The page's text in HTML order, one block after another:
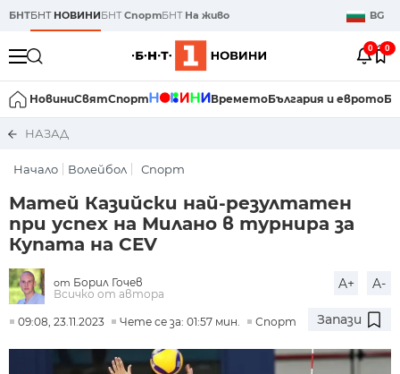
БНТБНТ НОВИНИБНТСпортБНТ На живо BG
0 0
НовиниСвятСпорт ВреметоБългария и еврото
НАЗАД
Начало Волейбол Спорт
Матей Казийски най-резултатен
при успех на Милано в турнира за
Купата на CEV
от Борил Гочев
Всичко от автора
A+ A-
09:08, 23.11.2023 Чете се за: 01:57 мин. Спорт Запази